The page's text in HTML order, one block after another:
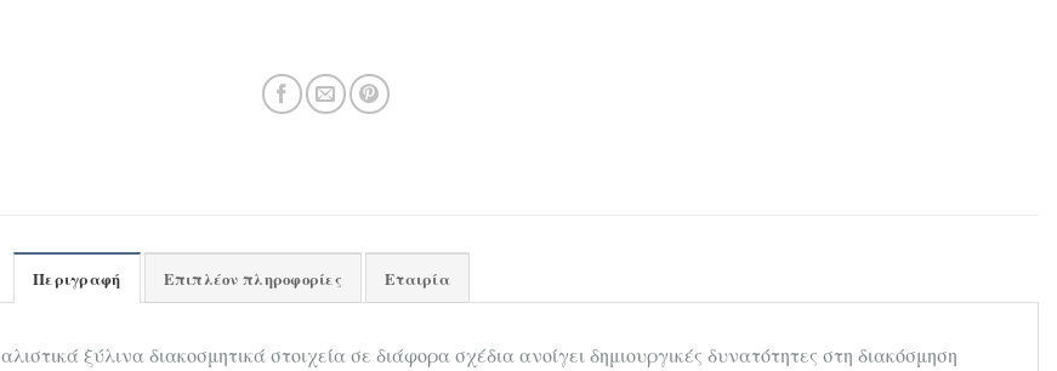
Περιγραφή Επιπλέον πληροφορίες Εταιρία
ξύλινα διακοσμητικά στοιχεία σε διάφορα σχέδια ανοίγει δημιουργικές δυνατότητες στη διακόσμηση